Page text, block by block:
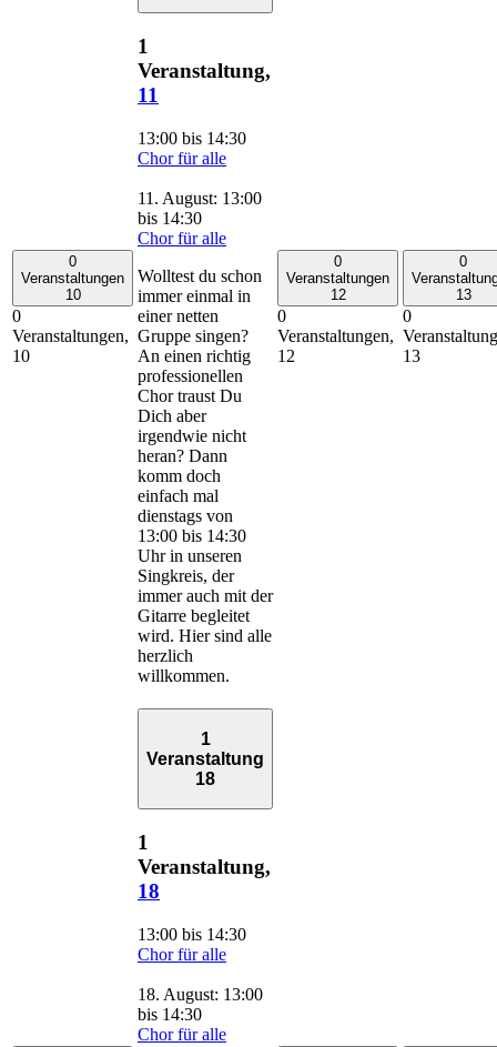
0
Veranstaltungen
10
0
Veranstaltungen,
10
1
Veranstaltung,
11
13:00 bis 14:30
Chor für alle
11. August: 13:00
bis 14:30
Chor für alle
Wolltest du schon
immer einmal in
einer netten
Gruppe singen?
An einen richtig
professionellen
Chor traust Du
Dich aber
irgendwie nicht
heran? Dann
komm doch
einfach mal
dienstags von
13:00 bis 14:30
Uhr in unseren
Singkreis, der
immer auch mit der
Gitarre begleitet
wird. Hier sind alle
herzlich
willkommen.
0
Veranstaltungen
12
0
Veranstaltungen,
12
0
13
0
13
1
Veranstaltung
18
1
Veranstaltung,
18
13:00 bis 14:30
Chor für alle
18. August: 13:00
bis 14:30
Chor für alle